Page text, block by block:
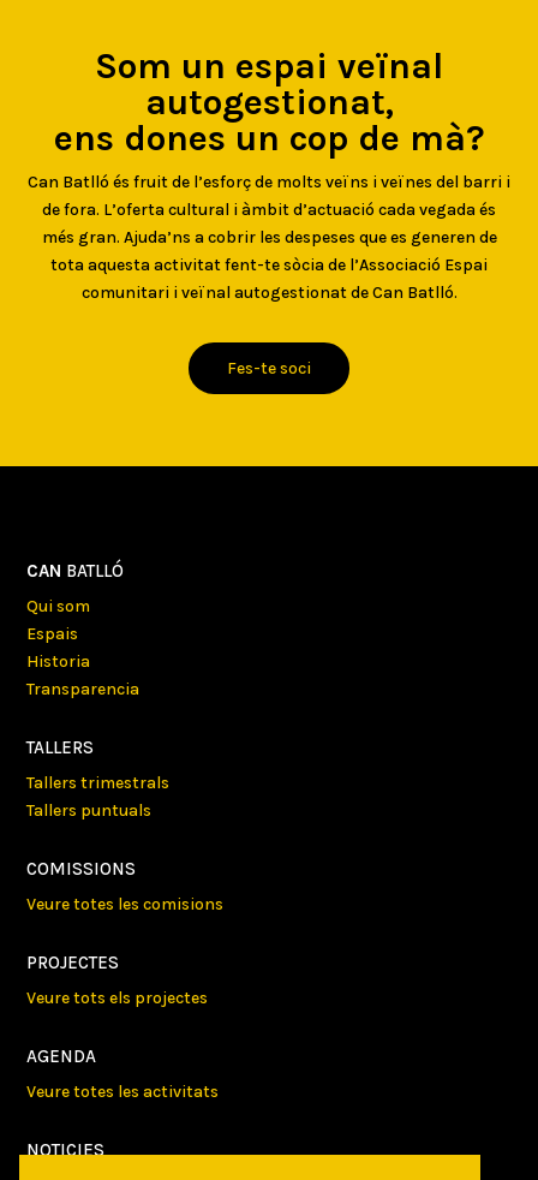
Som un espai veïnal
autogestionat,
ens dones un cop de mà?
Can Batlló és fruit de l’esforç de molts veïns i veïnes del barri i
de fora. L’oferta cultural i àmbit d’actuació cada vegada és
més gran. Ajuda’ns a cobrir les despeses que es generen de
tota aquesta activitat fent-te sòcia de l’Associació Espai
comunitari i veïnal autogestionat de Can Batlló.
Fes-te soci
CAN BATLLÓ
Qui som
Espais
Historia
Transparencia
TALLERS
Tallers trimestrals
Tallers puntuals
COMISSIONS
Veure totes les comisions
PROJECTES
Veure tots els projectes
AGENDA
Veure totes les activitats
NOTICIES